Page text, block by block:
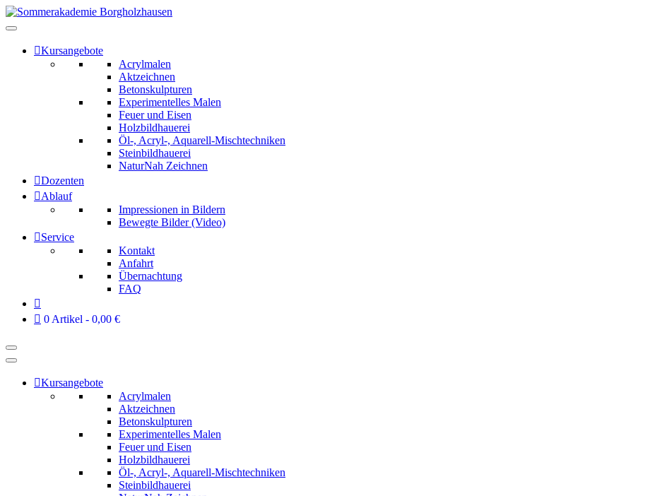
Kursangebote
Acrylmalen
Aktzeichnen
Betonskulpturen
Experimentelles Malen
Feuer und Eisen
Holzbildhauerei
Öl-, Acryl-, Aquarell-Mischtechniken
Steinbildhauerei
NaturNah Zeichnen
Dozenten
Ablauf
Impressionen in Bildern
Bewegte Bilder (Video)
Service
Kontakt
Anfahrt
Übernachtung
FAQ
0 Artikel 0,00 €
Kursangebote
Acrylmalen
Aktzeichnen
Betonskulpturen
Experimentelles Malen
Feuer und Eisen
Holzbildhauerei
Öl-, Acryl-, Aquarell-Mischtechniken
Steinbildhauerei